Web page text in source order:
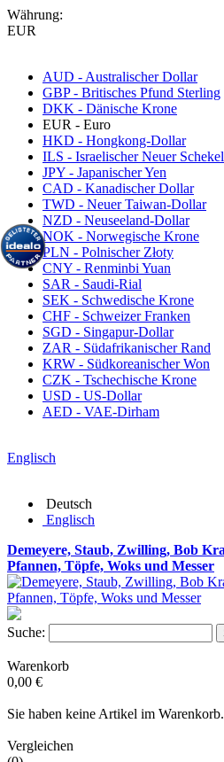
Währung:
EUR
AUD - Australischer Dollar
GBP - Britisches Pfund Sterling
DKK - Dänische Krone
EUR - Euro
HKD - Hongkong-Dollar
ILS - Israelischer Neuer Schekel
JPY - Japanischer Yen
CAD - Kanadischer Dollar
TWD - Neuer Taiwan-Dollar
NZD - Neuseeland-Dollar
NOK - Norwegische Krone
PLN - Polnischer Złoty
CNY - Renminbi Yuan
SAR - Saudi-Rial
SEK - Schwedische Krone
CHF - Schweizer Franken
SGD - Singapur-Dollar
ZAR - Südafrikanischer Rand
KRW - Südkoreanischer Won
CZK - Tschechische Krone
USD - US-Dollar
AED - VAE-Dirham
Englisch
Deutsch
Englisch
Demeyere, Staub, Zwilling, Bob
Pfannen, Töpfe, Woks und Messer
Suche:
Warenkorb
0,00 €
Sie haben keine Artikel im Warenkorb.
Vergleichen